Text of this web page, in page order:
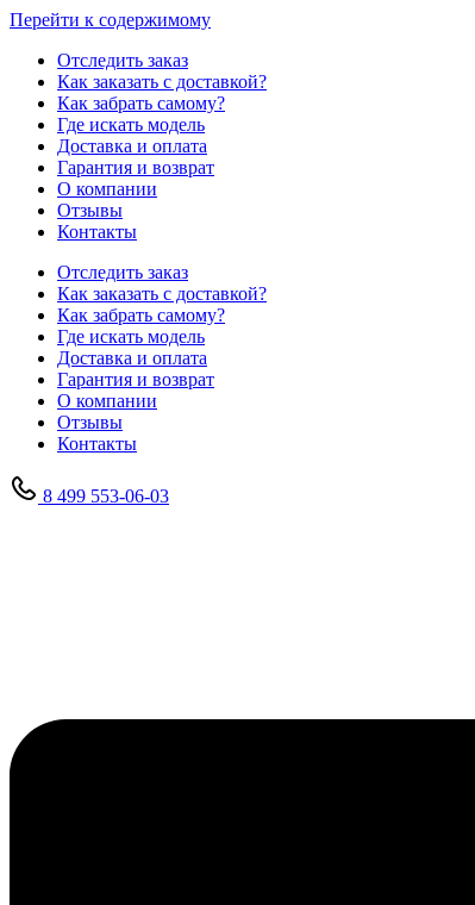
Перейти к содержимому
Отследить заказ
Как заказать с доставкой?
Как забрать самому?
Где искать модель
Доставка и оплата
Гарантия и возврат
О компании
Отзывы
Контакты
Отследить заказ
Как заказать с доставкой?
Как забрать самому?
Где искать модель
Доставка и оплата
Гарантия и возврат
О компании
Отзывы
Контакты
8 499 553-06-03